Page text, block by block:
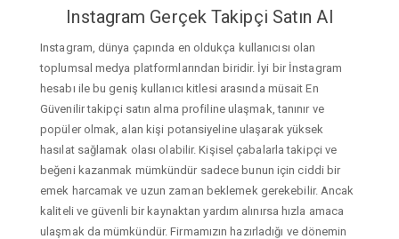
Instagram Gerçek Takipçi Satın Al
Instagram, dünya çapında en oldukça kullanıcısı olan
toplumsal medya platformlarından biridir. İyi bir İnstagram
hesabı ile bu geniş kullanıcı kitlesi arasında müsait En
Güvenilir takipçi satın alma profiline ulaşmak, tanınır ve
popüler olmak, alan kişi potansiyeline ulaşarak yüksek
hasılat sağlamak olası olabilir. Kişisel çabalarla takipçi ve
beğeni kazanmak mümkündür sadece bunun için ciddi bir
emek harcamak ve uzun zaman beklemek gerekebilir. Ancak
kaliteli ve güvenli bir kaynaktan yardım alınırsa hızla amaca
ulaşmak da mümkündür. Firmamızın hazırladığı ve dönemin